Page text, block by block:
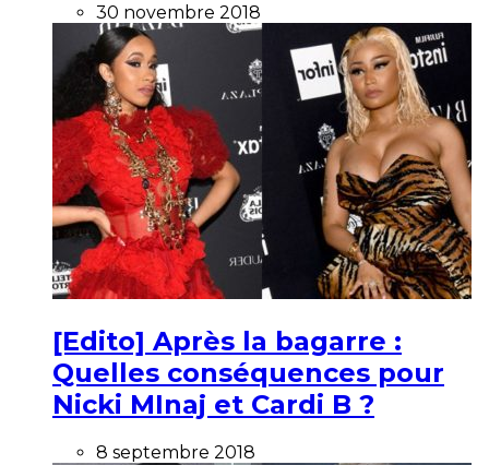
30 novembre 2018
[Edito] Après la bagarre :
Quelles conséquences pour
Nicki MInaj et Cardi B ?
8 septembre 2018